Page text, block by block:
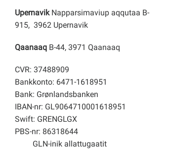
Upernavik Napparsimaviup aqqutaa B-
915, 3962 Upernavik
Qaanaaq B-44, 3971 Qaanaaq
CVR: 37488909
Bankkonto: 6471-1618951
Bank: Grønlandsbanken
IBAN-nr: GL9064710001618951
Swift: GRENGLGX
PBS-nr: 86318644
GLN-inik allattugaatit